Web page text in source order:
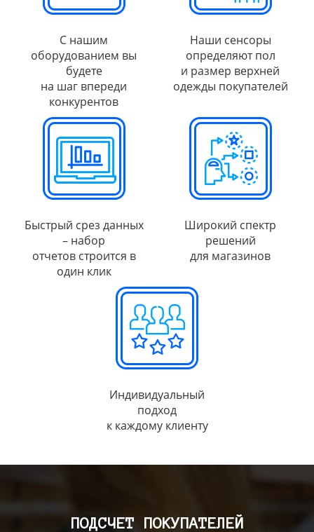
С нашим
оборудованием вы
будете
на шаг впереди
конкурентов
Наши сенсоры
определяют пол
и размер верхней
одежды покупателей
Быстрый срез данных
– набор
отчетов строится в
один клик
Широкий спектр
решений
для магазинов
Индивидуальный
подход
к каждому клиенту
ПОДСЧЕТ ПОКУПАТЕЛЕЙ